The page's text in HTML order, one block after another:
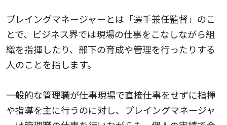
プレイングマネージャーとは「選手兼任監督」のこ
とで、ビジネス界では現場の仕事をこなしながら組
織を指揮したり、部下の育成や管理を行ったりする
人のことを指します。
一般的な管理職が仕事現場で直接仕事をせずに指揮
や指導を主に行うのに対し、プレイングマネージャ